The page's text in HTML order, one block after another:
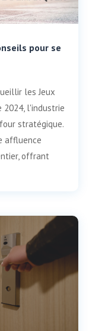
pour se
les Jeux
2024, l'industrie
stratégique.
affluence
offrant